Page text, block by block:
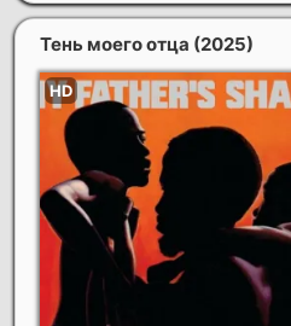
Тень моего отца (2025)